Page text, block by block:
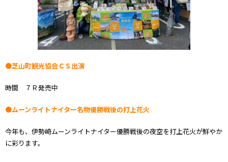
●芝山町観光協会ＣＳ出演
時間 ７Ｒ発売中
●ムーンライトナイター名物優勝戦後の打上花火
今年も、伊勢崎ムーンライトナイター優勝戦後の夜空を打上花火が鮮やか
に彩ります。